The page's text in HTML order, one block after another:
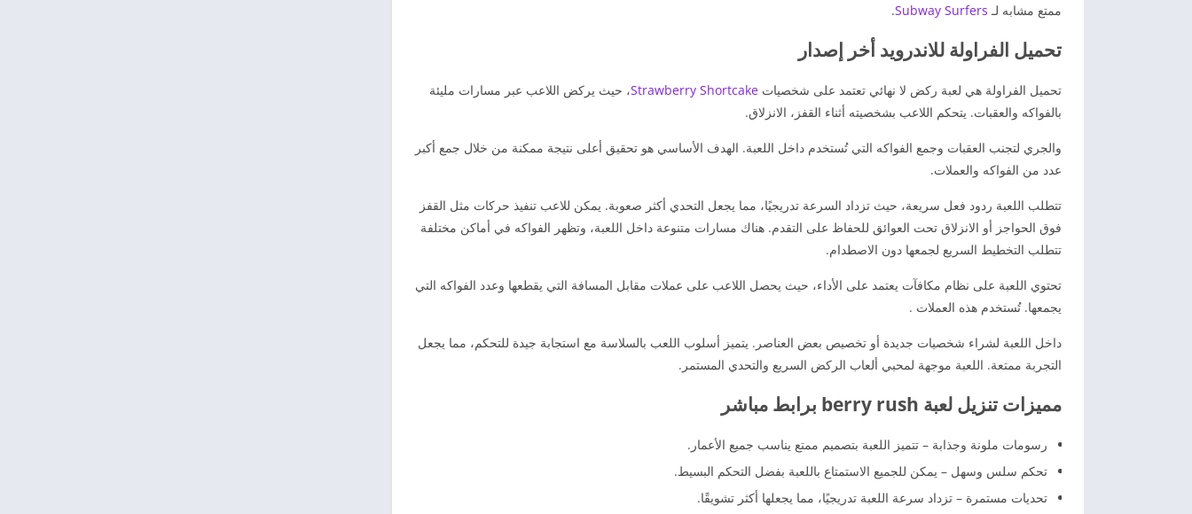
ممتع مشابه لـ Subway Surfers
.
تحميل الفراولة للاندرويد أخر إصدار
تحميل الفراولة هي لعبة ركض لا نهائي تعتمد على شخصيات Strawberry Shortcake، حيث يركض اللاعب عبر مسارات مليئة
بالفواكه والعقبات. يتحكم اللاعب بشخصيته أثناء القفز، الانزلاق.
والجري لتجنب العقبات وجمع الفواكه التي تُستخدم داخل اللعبة. الهدف الأساسي هو تحقيق أعلى نتيجة ممكنة من خلال جمع أكبر
عدد من الفواكه والعملات.
تتطلب اللعبة ردود فعل سريعة، حيث تزداد السرعة تدريجيًا، مما يجعل التحدي أكثر صعوبة. يمكن للاعب تنفيذ حركات مثل القفز
فوق الحواجز أو الانزلاق تحت العوائق للحفاظ على التقدم. هناك مسارات متنوعة داخل اللعبة، وتظهر الفواكه في أماكن مختلفة
تتطلب التخطيط السريع لجمعها دون الاصطدام.
تحتوي اللعبة على نظام مكافآت يعتمد على الأداء، حيث يحصل اللاعب على عملات مقابل المسافة التي يقطعها وعدد الفواكه التي
يجمعها. تُستخدم هذه العملات .
داخل اللعبة لشراء شخصيات جديدة أو تخصيص بعض العناصر. يتميز أسلوب اللعب بالسلاسة مع استجابة جيدة للتحكم، مما يجعل
التجربة ممتعة. اللعبة موجهة لمحبي ألعاب الركض السريع والتحدي المستمر.
مميزات تنزيل لعبة berry rush برابط مباشر
رسومات ملونة وجذابة – تتميز اللعبة بتصميم ممتع يناسب جميع الأعمار.
تحكم سلس وسهل – يمكن للجميع الاستمتاع باللعبة بفضل التحكم البسيط.
تحديات مستمرة – تزداد سرعة اللعبة تدريجيًا، مما يجعلها أكثر تشويقًا.